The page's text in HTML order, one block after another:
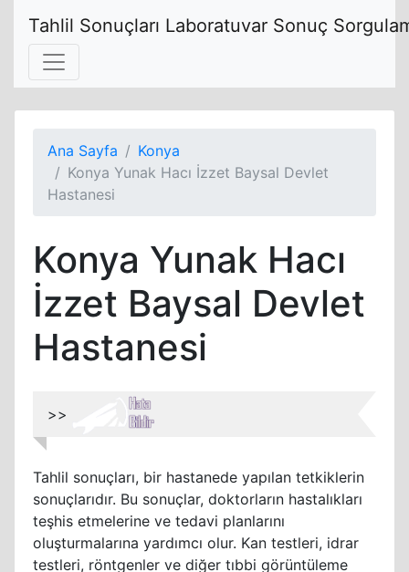
Tahlil Sonuçları Laboratuvar Sonuç
Ana Sayfa
Konya
Konya Yunak Hacı İzzet Baysal Devlet
Hastanesi
Konya Yunak Hacı
İzzet Baysal Devlet
Hastanesi
>>
Tahlil sonuçları, bir hastanede yapılan tetkiklerin
sonuçlarıdır. Bu sonuçlar, doktorların hastalıkları
teşhis etmelerine ve tedavi planlarını
oluşturmalarına yardımcı olur. Kan testleri, idrar
testleri, röntgenler ve diğer tıbbi görüntüleme